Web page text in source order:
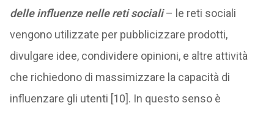
delle influenze nelle reti sociali – le reti sociali
vengono utilizzate per pubblicizzare prodotti,
divulgare idee, condividere opinioni, e altre attività
che richiedono di massimizzare la capacità di
influenzare gli utenti [10]. In questo senso è